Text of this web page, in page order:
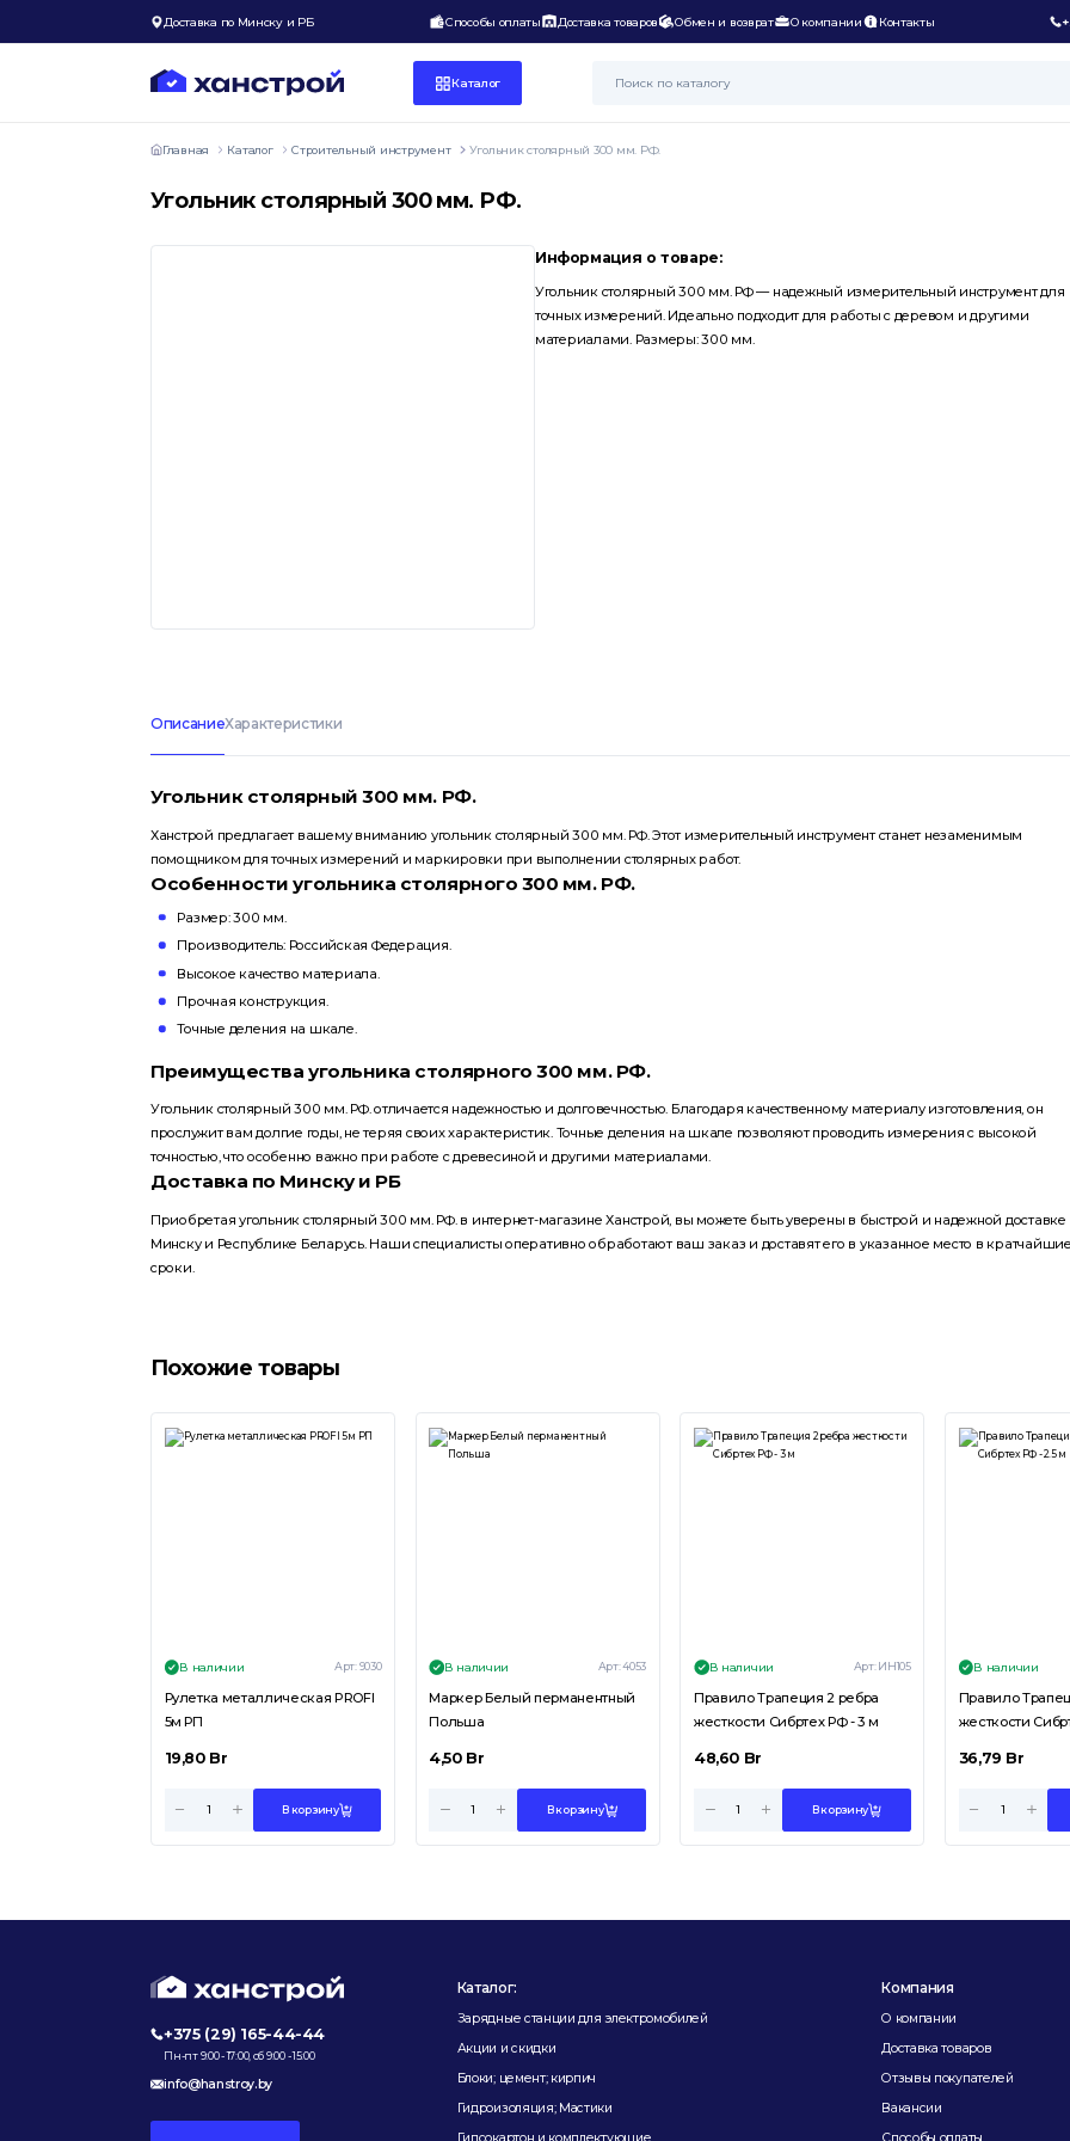
Доставка по Минску и РБ Способы оплаты Доставка товаров Обмен и возврат О компании Контакты
Каталог
Главная Каталог Строительный инструмент Угольник столярный 300 мм. РФ.
Угольник столярный 300 мм. РФ.
Информация о товаре:
Угольник столярный 300 мм. РФ — надежный измерительный инструмент для
точных измерений. Идеально подходит для работы с деревом и другими
материалами. Размеры: 300 мм.
ОписаниеХарактеристики
Угольник столярный 300 мм. РФ.
Ханстрой предлагает вашему вниманию угольник столярный 300 мм. РФ. Этот измерительный инструмент станет незаменимым
помощником для точных измерений и маркировки при выполнении столярных работ.
Особенности угольника столярного 300 мм. РФ.
Размер: 300 мм.
Производитель: Российская Федерация.
Высокое качество материала.
Прочная конструкция.
Точные деления на шкале.
Преимущества угольника столярного 300 мм. РФ.
Угольник столярный 300 мм. РФ. отличается надежностью и долговечностью. Благодаря качественному материалу изготовления, он
прослужит вам долгие годы, не теряя своих характеристик. Точные деления на шкале позволяют проводить измерения с высокой
точностью, что особенно важно при работе с древесиной и другими материалами.
Доставка по Минску и РБ
Приобретая угольник столярный 300 мм. РФ. в интернет-магазине Ханстрой, вы можете быть уверены в быстрой и надежной доставке
Минску и Республике Беларусь. Наши специалисты оперативно обработают ваш заказ и доставят его в указанное место в
сроки.
Похожие товары
В наличии Арт:9030
Рулетка металлическая PROFI
5м РП
19,80 Br
В корзину
В наличии Арт:4053
Маркер Белый перманентный
Польша
4,50 Br
В корзину
В наличии Арт:ИН105
Правило Трапеция 2 ребра
жесткости Сибртех РФ - 3 м
48,60 Br
В корзину
В наличии
Правило
жесткости
36,79 Br
+375 (29) 165-44-44
Пн-пт 9:00 - 17:00, сб 9:00 - 15:00
info@hanstroy.by
Каталог:
Зарядные станции для электромобилей
Акции и скидки
Блоки; цемент; кирпич
Гидроизоляция; Мастики
Компания
О компании
Доставка товаров
Отзывы покупателей
Вакансии